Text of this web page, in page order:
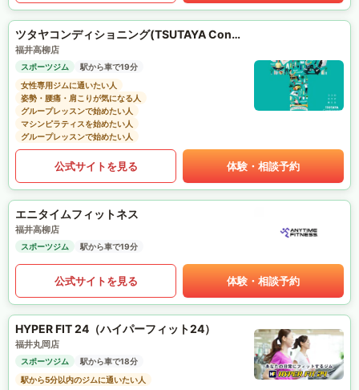
ツタヤコンディショニング(TSUTAYA Conditioning)PILATES
福井高柳店
スポーツジム
駅から車で19分
女性専用ジムに通いたい人
姿勢・腰痛・肩こりが気になる人
グループレッスンで始めたい人
マシンピラティスを始めたい人
グループレッスンで始めたい人
公式サイトを見る 体験・相談予約
エニタイムフィットネス
福井高柳店
スポーツジム 駅から車で19分
公式サイトを見る 体験・相談予約
HYPER FIT 24（ハイパーフィット24）
福井丸岡店
スポーツジム
駅から車で18分
駅から5分以内のジムに通いたい人